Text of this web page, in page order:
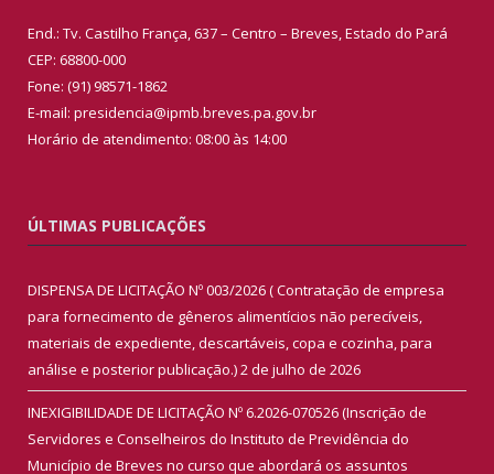
End.: Tv. Castilho França, 637 – Centro – Breves, Estado do Pará
CEP: 68800-000
Fone: (91) 98571-1862
E-mail: presidencia@ipmb.breves.pa.gov.br
Horário de atendimento: 08:00 às 14:00
ÚLTIMAS PUBLICAÇÕES
DISPENSA DE LICITAÇÃO Nº 003/2026 ( Contratação de empresa
para fornecimento de gêneros alimentícios não perecíveis,
materiais de expediente, descartáveis, copa e cozinha, para
análise e posterior publicação.)2 de julho de 2026
INEXIGIBILIDADE DE LICITAÇÃO Nº 6.2026-070526 (Inscrição de
Servidores e Conselheiros do Instituto de Previdência do
Município de Breves no curso que abordará os assuntos